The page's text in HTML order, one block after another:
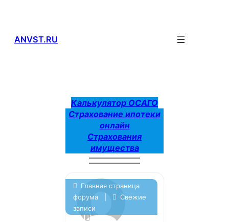
ANVST.RU
Калькулятор ОСАГО
Страхование ипотеки
онлайн
Страхования
имущества
Главная страница
форума
Свежие
записи